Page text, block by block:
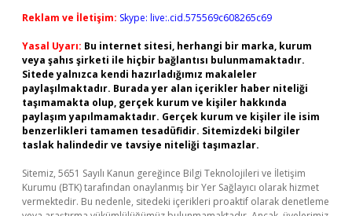
Reklam ve İletişim: Skype: live:.cid.575569c608265c69
Yasal Uyarı: Bu internet sitesi, herhangi bir marka, kurum
veya şahıs şirketi ile hiçbir bağlantısı bulunmamaktadır.
Sitede yalnızca kendi hazırladığımız makaleler
paylaşılmaktadır. Burada yer alan içerikler haber niteliği
taşımamakta olup, gerçek kurum ve kişiler hakkında
paylaşım yapılmamaktadır. Gerçek kurum ve kişiler ile isim
benzerlikleri tamamen tesadüfidir. Sitemizdeki bilgiler
taslak halindedir ve tavsiye niteliği taşımazlar.
Sitemiz, 5651 Sayılı Kanun gereğince Bilgi Teknolojileri ve İletişim
Kurumu (BTK) tarafından onaylanmış bir Yer Sağlayıcı olarak hizmet
vermektedir. Bu nedenle, sitedeki içerikleri proaktif olarak denetleme